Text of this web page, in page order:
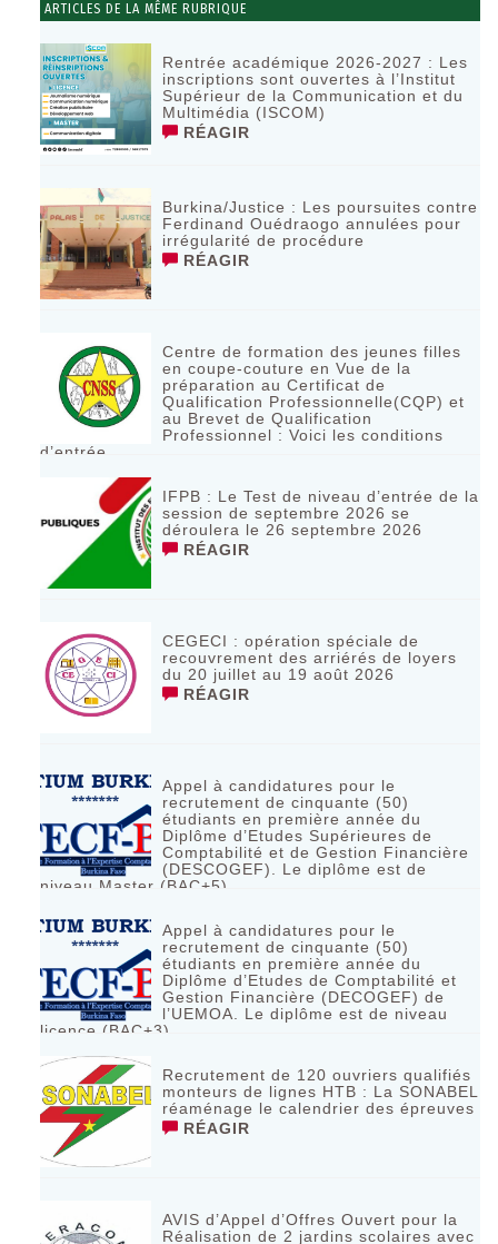
ARTICLES DE LA MÊME RUBRIQUE
Rentrée académique 2026-2027 : Les
inscriptions sont ouvertes à l’Institut
Supérieur de la Communication et du
Multimédia (ISCOM)
RÉAGIR
Burkina/Justice : Les poursuites contre
Ferdinand Ouédraogo annulées pour
irrégularité de procédure
RÉAGIR
Centre de formation des jeunes filles
en coupe-couture en Vue de la
préparation au Certificat de
Qualification Professionnelle(CQP) et
au Brevet de Qualification
Professionnel : Voici les conditions
d’entrée
IFPB : Le Test de niveau d’entrée de la
session de septembre 2026 se
déroulera le 26 septembre 2026
RÉAGIR
CEGECI : opération spéciale de
recouvrement des arriérés de loyers
du 20 juillet au 19 août 2026
RÉAGIR
Appel à candidatures pour le
recrutement de cinquante (50)
étudiants en première année du
Diplôme d’Etudes Supérieures de
Comptabilité et de Gestion Financière
(DESCOGEF). Le diplôme est de
niveau Master (BAC+5)
Appel à candidatures pour le
recrutement de cinquante (50)
étudiants en première année du
Diplôme d’Etudes de Comptabilité et
Gestion Financière (DECOGEF) de
l’UEMOA. Le diplôme est de niveau
licence (BAC+3)
Recrutement de 120 ouvriers qualifiés
monteurs de lignes HTB : La SONABEL
réaménage le calendrier des épreuves
RÉAGIR
AVIS d’Appel d’Offres Ouvert pour la
Réalisation de 2 jardins scolaires avec